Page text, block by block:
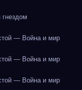
— Война и мир
— Война и мир
— Война и мир